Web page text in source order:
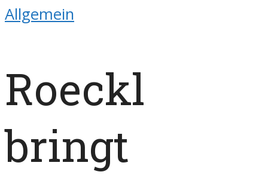
Allgemein
Roeckl
bringt